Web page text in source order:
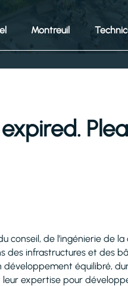
Montreuil
conseil, de l’ingénierie de
des infrastructures et des
équilibré,
expertise pour